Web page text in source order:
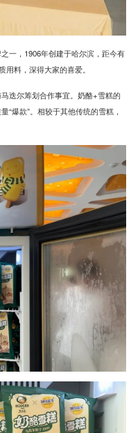
一，1906年创建于哈尔滨，距今有
料，深得大家的喜爱。
迭尔筹划合作事宜。奶酪+雪糕的
“爆款”。相较于其他传统的雪糕，